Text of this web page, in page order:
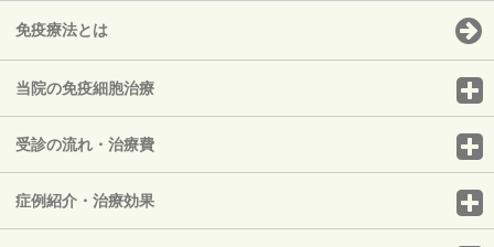
免疫療法とは
当院の免疫細胞治療
受診の流れ・治療費
症例紹介・治療効果